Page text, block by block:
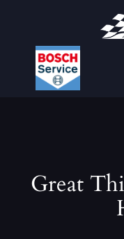
Great